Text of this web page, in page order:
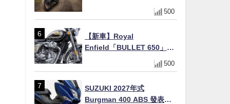
500
【新車】Royal
Enfield「BULLET 650」8
月27日日本發售（98萬日圓
～）！648cc空冷並列雙缸×
色
500
SUZUKI 2027年式
Burgman 400 ABS 發表！